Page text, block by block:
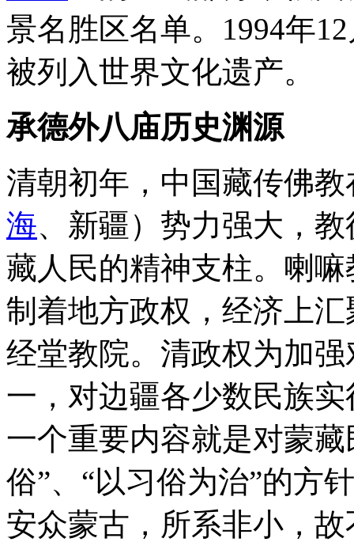
景名胜区名单。1994年
被列入世界文化遗产。
承德外八庙历史渊源
清朝初年，中国藏传佛
海、新疆）势力强大，
藏人民的精神支柱。喇
制着地方政权，经济上
经堂教院。清政权为加
一，对边疆各少数民族实
一个重要内容就是对蒙
俗”、“以习俗为治”的方
安众蒙古，所系非小，